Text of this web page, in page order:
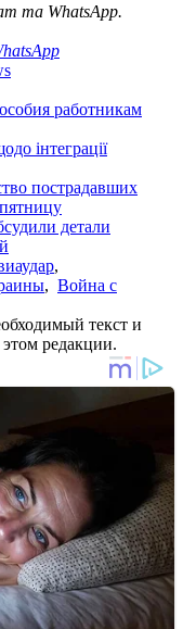
та WhatsApp.
работникам
інтеграції
пострадавших
детали
,
, Война с
текст и
редакции.